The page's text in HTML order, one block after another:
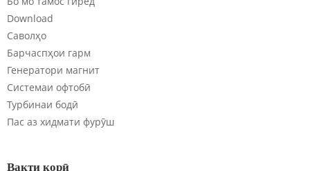
Download
Саволҳо
Барчаспҳои гарм
Генератори магнит
Системаи офтобӣ
Турбинаи бодӣ
Пас аз хидмати фурӯш
Вақти корӣ